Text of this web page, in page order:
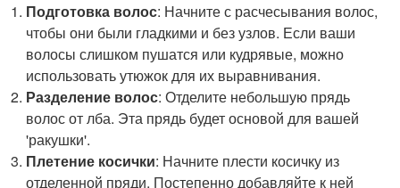
Подготовка волос: Начните с расчесывания волос,
чтобы они были гладкими и без узлов. Если ваши
волосы слишком пушатся или кудрявые, можно
использовать утюжок для их выравнивания.
Разделение волос: Отделите небольшую прядь
волос от лба. Эта прядь будет основой для вашей
'ракушки'.
Плетение косички: Начните плести косичку из
отделенной пряди. Постепенно добавляйте к ней